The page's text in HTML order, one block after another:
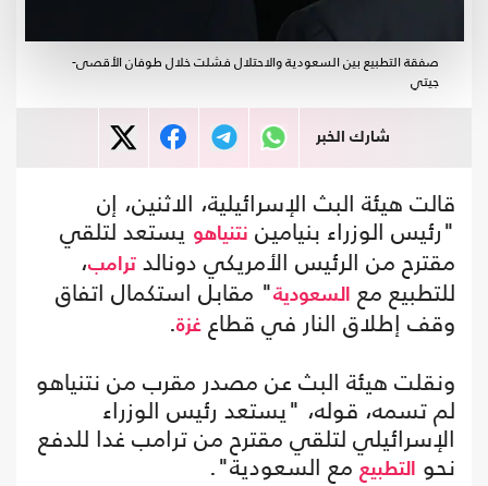
صفقة التطبيع بين السعودية والاحتلال فشلت خلال طوفان الأقصى-
جيتي
شارك الخبر
قالت هيئة البث الإسرائيلية، الاثنين، إن
"رئيس الوزراء بنيامين نتنياهو يستعد لتلقي
مقترح من الرئيس الأمريكي دونالد ترامب،
للتطبيع مع
السعودية" مقابل استكمال اتفاق
وقف إطلاق النار في قطاع غزة.
ونقلت هيئة البث عن مصدر مقرب من نتنياهو
لم تسمه، قوله، "يستعد رئيس الوزراء
الإسرائيلي لتلقي مقترح من ترامب غدا للدفع
نحو التطبيعمع السعودية".